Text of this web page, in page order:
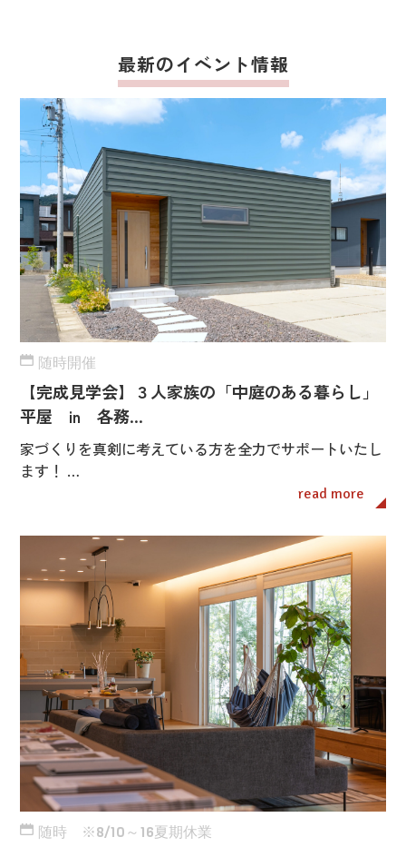
最新のイベント情報
随時開催
【完成見学会】３人家族の「中庭のある暮らし」
平屋 in 各務…
家づくりを真剣に考えている方を全力でサポートいたし
ます！ …
read more
随時 ※8/10～16夏期休業